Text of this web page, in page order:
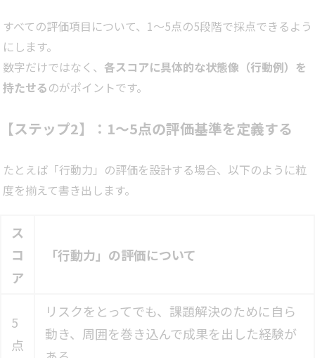
すべての評価項目について、1〜5点の5段階で採点できるよう
にします。
数字だけではなく、 各スコアに具体的な状態像（行動例）を
持たせるのがポイントです。
【ステップ2】：1〜5点の評価基準を定義する
たとえば「行動力」の評価を設計する場合、以下のように粒
度を揃えて書き出します。
ス
コ
ア
「行動力」の評価について
5
点
リスクをとってでも、課題解決のために自ら
動き、周囲を巻き込んで成果を出した経験が